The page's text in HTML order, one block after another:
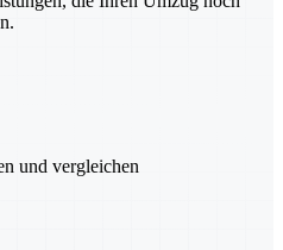
und vergleichen